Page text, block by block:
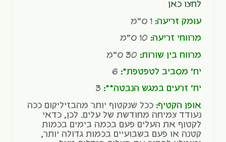
לחצו כאן
עומק זריעה:
מרווחי זריעה:
מרווח בין שורות:
יח' מסביב לטפטפת*: 6
יח' זרעים במגש הנבטה**:
אופן הקטיף: ככל שנקטוף יותר מהבזיליקום ככה
נעודד צמיחה מחודשת של עלים. לכן, כדאי
לקטוף את העלים פעם בכמה בימים בכמות
קטנה או פעם בשבועיים בכמות גדולה יותר,